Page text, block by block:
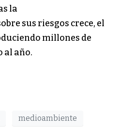
la
sus riesgos crece, el
millones de
al año.
medioambiente